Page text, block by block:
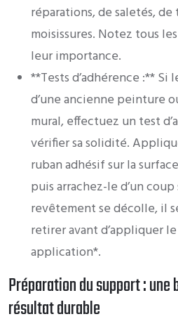
réparations, de saletés,
moisissures. Notez tous
leur importance.
**Tests d’adhérence :**
d’une ancienne peinture
mural, effectuez un test
vérifier sa solidité.
ruban adhésif sur la
puis arrachez-le d’un
revêtement se décolle, il
retirer avant d’appliquer
application*.
Préparation du support : une
résultat durable